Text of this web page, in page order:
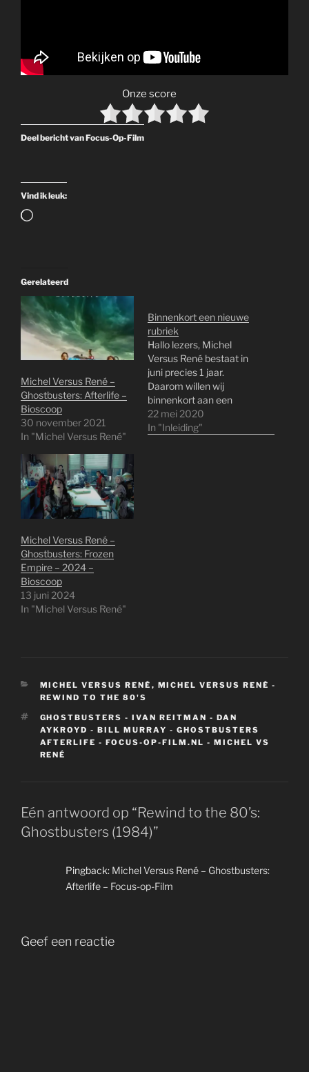
Onze score
Deel bericht van Focus-Op-Film
Vind ik leuk:
Aan
Gerelateerd
Michel Versus René –
Ghostbusters: Afterlife –
Bioscoop
30 november 2021
In "Michel Versus René"
Binnenkort een nieuwe
rubriek
Hallo lezers, Michel
Versus René bestaat in
juni precies 1 jaar.
Daarom willen wij
binnenkort aan een
nieuwe rubriek beginnen
die we dan afwisselend
22 mei 2020
In "Inleiding"
Michel Versus René –
Ghostbusters: Frozen
Empire – 2024 –
Bioscoop
13 juni 2024
In "Michel Versus René"
CATEGORIEËN
MICHEL VERSUS RENÉ , MICHEL VERSUS RENÉ -
REWIND TO THE 80'S
TAGS
GHOSTBUSTERS - IVAN REITMAN - DAN
AYKROYD - BILL MURRAY - GHOSTBUSTERS
AFTERLIFE - FOCUS-OP-FILM.NL - MICHEL VS
RENÉ
Eén antwoord op “Rewind to the 80’s:
Ghostbusters (1984)”
Pingback: Michel Versus René – Ghostbusters:
Afterlife – Focus-op-Film
Geef een reactie